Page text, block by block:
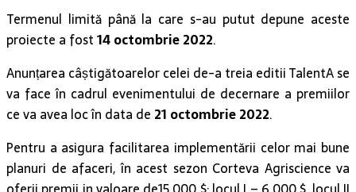
Termenul limită până la care s-au putut depune aceste
proiecte a fost14 octombrie 2022.
Anunțarea câștigătoarelor celei de-a treia editii TalentA se
va face în cadrul evenimentului de decernare a premiilor
ce va avea loc în data de 21 octombrie 2022.
Pentru a asigura facilitarea implementării celor mai bune
planuri de afaceri, în acest sezon Corteva Agriscience va